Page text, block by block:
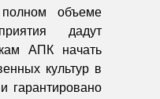
объеме
дадут
АПК начать
культур в
гарантировано